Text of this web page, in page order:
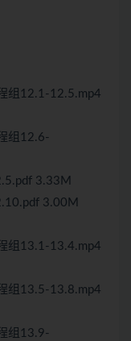
组12.1-12.5.mp4
组12.6-
3.33M
3.00M
组13.1-13.4.mp4
组13.5-13.8.mp4
组13.9-